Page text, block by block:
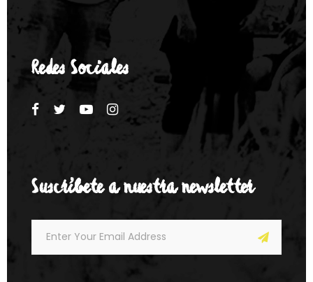
Redes Sociales
Suscríbete a nuestra newsletter